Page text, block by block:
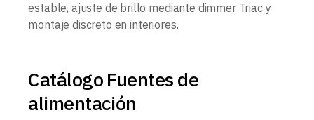
estable, ajuste de brillo mediante dimmer Triac y
montaje discreto en interiores.
Catálogo Fuentes de
alimentación